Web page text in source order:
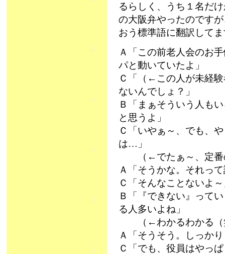
るらしく、うち１名だ
の大阪弁やったのです
おう標準語に翻訳して
Ａ「この前老人会のお
パと動いていたよ」
Ｃ「（←この人が未経
ないんでしょ？」
Ｂ「まぁそういう人も
と思うよ」
Ｃ「いやぁ～、でも、
は…」
（←でたぁ～、定番
Ａ「そうかな。それっ
Ｃ「そんなことないよ
Ｂ「『できない』って
る人多いよね」
（←わかるわかる（
Ａ「そうそう。しっか
Ｃ「でも、役員はやっ